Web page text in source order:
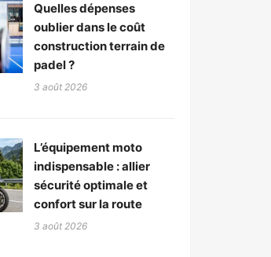
Quelles dépenses
oublier dans le coût
construction terrain de
padel ?
3 août 2026
L’équipement moto
indispensable : allier
sécurité optimale et
confort sur la route
3 août 2026